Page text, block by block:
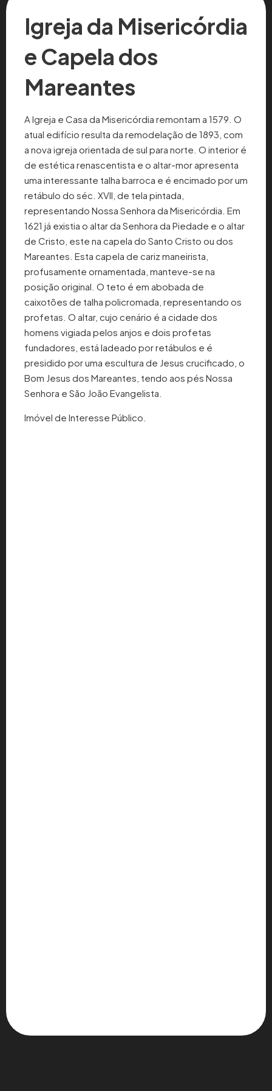
Igreja da Misericórdia
e Capela dos
Mareantes
A Igreja e Casa da Misericórdia remontam a 1579. O
atual edifício resulta da remodelação de 1893, com
a nova igreja orientada de sul para norte. O interior é
de estética renascentista e o altar-mor apresenta
uma interessante talha barroca e é encimado por um
retábulo do séc. XVII, de tela pintada,
representando Nossa Senhora da Misericórdia. Em
1621 já existia o altar da Senhora da Piedade e o altar
de Cristo, este na capela do Santo Cristo ou dos
Mareantes. Esta capela de cariz maneirista,
profusamente ornamentada, manteve-se na
posição original. O teto é em abobada de
caixotões de talha policromada, representando os
profetas. O altar, cujo cenário é a cidade dos
homens vigiada pelos anjos e dois profetas
fundadores, está ladeado por retábulos e é
presidido por uma escultura de Jesus crucificado, o
Bom Jesus dos Mareantes, tendo aos pés Nossa
Senhora e São João Evangelista.
Imóvel de Interesse Público.